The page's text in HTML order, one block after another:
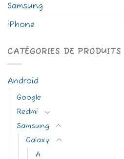
Samsung
iPhone
CATÉGORIES DE PRODUITS
Android
Google
Redmi
Samsung
Galaxy
A